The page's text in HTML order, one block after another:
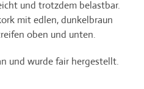
und trotzdem belastbar.
mit edlen, dunkelbraun
oben und unten.
und wurde fair hergestellt.